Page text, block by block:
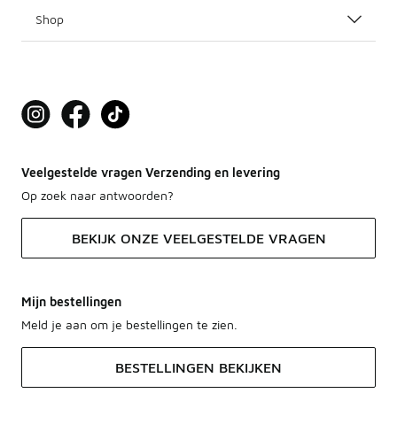
Shop
Veelgestelde vragen Verzending en levering
Op zoek naar antwoorden?
BEKIJK ONZE VEELGESTELDE VRAGEN
Mijn bestellingen
Meld je aan om je bestellingen te zien.
BESTELLINGEN BEKIJKEN